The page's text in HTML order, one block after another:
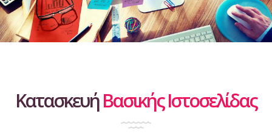
ΚατασκευήΒασικής Ιστοσελίδας